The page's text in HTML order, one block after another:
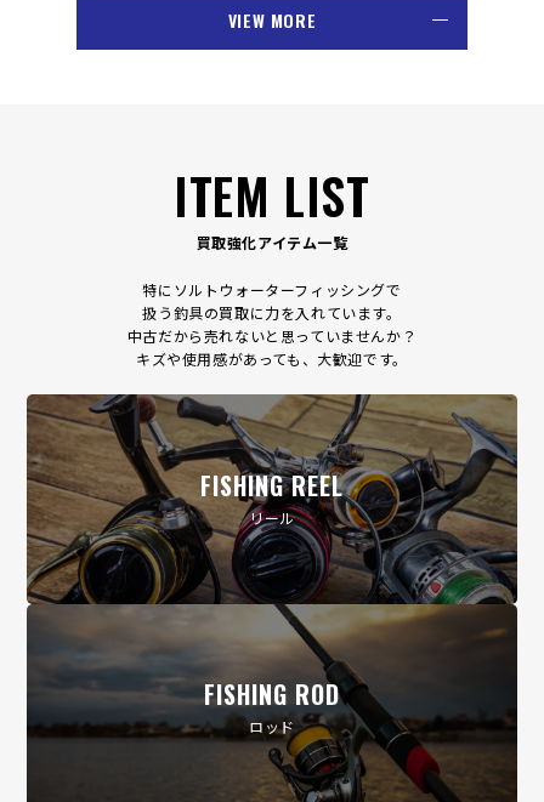
VIEW MORE
ITEM LIST
買取強化アイテム一覧
特にソルトウォーターフィッシングで
扱う釣具の買取に力を入れています。
中古だから売れないと思っていませんか？
キズや使用感があっても、大歓迎です。
FISHING REEL
リール
FISHING ROD
ロッド